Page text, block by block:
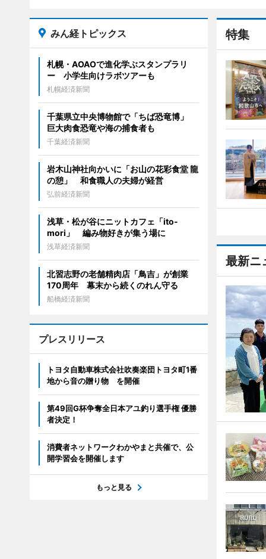
特集
最新ニ
みん経トピックス
札幌・AOAOで進化学ぶスタンプラリ
ー 小学生向けラボツアーも
札幌経済新聞
千葉県立中央博物館で「ちば恐竜博」
巨大肉食恐竜や海の捕食者も
千葉経済新聞
岩木山神社向かいに「お山の花彩食堂 龍
の憩」 和食職人の夫婦が経営
弘前経済新聞
浅草・松が谷にニットカフェ「ito-
mori」 編み物好きが集う場に
浅草経済新聞
北習志野の老舗精肉店「鳥吉」が創業
170周年 幕末から続くのれん守る
船橋経済新聞
プレスリリース
トヨタ自動車株式会社吹奏楽団トヨタ町1番
地から音の贈り物 を開催
第49回G杯争奪全日本アユ釣り選手権 優勝
者決定！
消費者ネットワークわかやまと共催で、公
開学習会を開催します
もっと見る